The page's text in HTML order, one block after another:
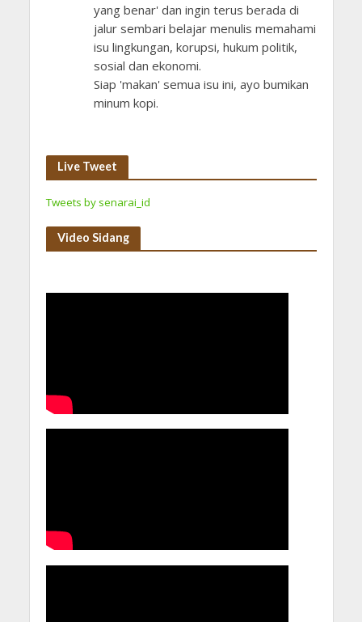
yang benar' dan ingin terus berada di
jalur sembari belajar menulis memahami
isu lingkungan, korupsi, hukum politik,
sosial dan ekonomi.
Siap 'makan' semua isu ini, ayo bumikan
minum kopi.
Live Tweet
Tweets by senarai_id
Video Sidang